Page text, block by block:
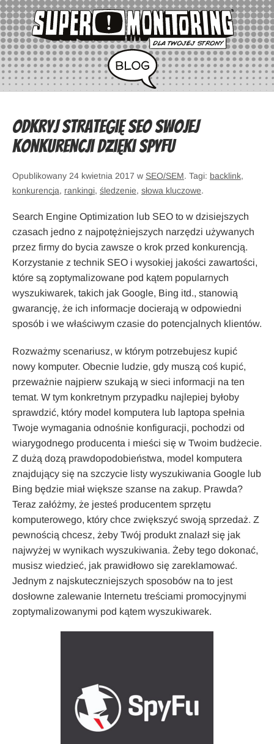
Odkryj strategię SEO swojej
konkurencji dzięki SpyFu
Opublikowany 24 kwietnia 2017 w SEO/SEM. Tagi: backlink,
konkurencja, rankingi, śledzenie, słowa kluczowe.
Search Engine Optimization lub SEO to w dzisiejszych
czasach jedno z najpotężniejszych narzędzi używanych
przez firmy do bycia zawsze o krok przed konkurencją.
Korzystanie z technik SEO i wysokiej jakości zawartości,
które są zoptymalizowane pod kątem popularnych
wyszukiwarek, takich jak Google, Bing itd., stanowią
gwarancję, że ich informacje docierają w odpowiedni
sposób i we właściwym czasie do potencjalnych klientów.
Rozważmy scenariusz, w którym potrzebujesz kupić
nowy komputer. Obecnie ludzie, gdy muszą coś kupić,
przeważnie najpierw szukają w sieci informacji na ten
temat. W tym konkretnym przypadku najlepiej byłoby
sprawdzić, który model komputera lub laptopa spełnia
Twoje wymagania odnośnie konfiguracji, pochodzi od
wiarygodnego producenta i mieści się w Twoim budżecie.
Z dużą dozą prawdopodobieństwa, model komputera
znajdujący się na szczycie listy wyszukiwania Google lub
Bing będzie miał większe szanse na zakup. Prawda?
Teraz załóżmy, że jesteś producentem sprzętu
komputerowego, który chce zwiększyć swoją sprzedaż. Z
pewnością chcesz, żeby Twój produkt znalazł się jak
najwyżej w wynikach wyszukiwania. Żeby tego dokonać,
musisz wiedzieć, jak prawidłowo się zareklamować.
Jednym z najskuteczniejszych sposobów na to jest
dosłowne zalewanie Internetu treściami promocyjnymi
zoptymalizowanymi pod kątem wyszukiwarek.